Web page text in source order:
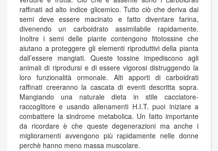
raffinati ad alto indice glicemico. Tutto ciò che deriva dai
semi deve essere macinato e fatto diventare farina,
divenendo un carboidrato assimilabile rapidamente.
Inoltre i semi delle piante contengono fitotossine che
aiutano a proteggere gli elementi riproduttivi della pianta
dall’essere mangiati. Queste tossine impediscono agli
animali di riprodursi e di essere vigorosi distruggendo la
loro funzionalità ormonale. Alti apporti di carboidrati
raffinati creeranno la cascata di eventi descritta sopra.
Mangiando una naturale dieta in stile cacciatore-
raccoglitore e usando allenamenti H.I.T. puoi iniziare a
combattere la sindrome metabolica. Un fatto importante
da ricordare è che queste degenerazioni ma anche i
miglioramenti avvengono più rapidamente nelle donne
perchè hanno meno massa muscolare.